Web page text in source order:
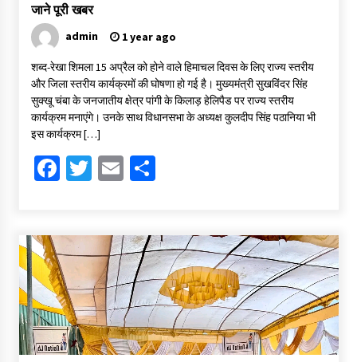
जाने पूरी खबर
admin 1 year ago
शब्द-रेखा शिमला 15 अप्रैल को होने वाले हिमाचल दिवस के लिए राज्य स्तरीय
और जिला स्तरीय कार्यक्रमों की घोषणा हो गई है। मुख्यमंत्री सुखविंदर सिंह
सुक्खू चंबा के जनजातीय क्षेत्र पांगी के किलाड़ हेलिपैड पर राज्य स्तरीय
कार्यक्रम मनाएंगे। उनके साथ विधानसभा के अध्यक्ष कुलदीप सिंह पठानिया भी
इस कार्यक्रम […]
Facebook
Twitter
EmailShare